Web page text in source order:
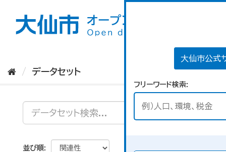
大仙市公式
フリーワード検索
データセット
並び順